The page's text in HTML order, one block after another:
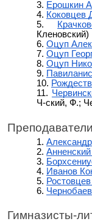
Ерошкин
Коковцев
Кленовский)
Оцуп
Оцуп
Оцуп
Ч-ский, Ф.;
Иванов
Гимназисты-